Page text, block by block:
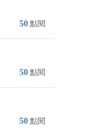
50 點閱
50 點閱
50 點閱